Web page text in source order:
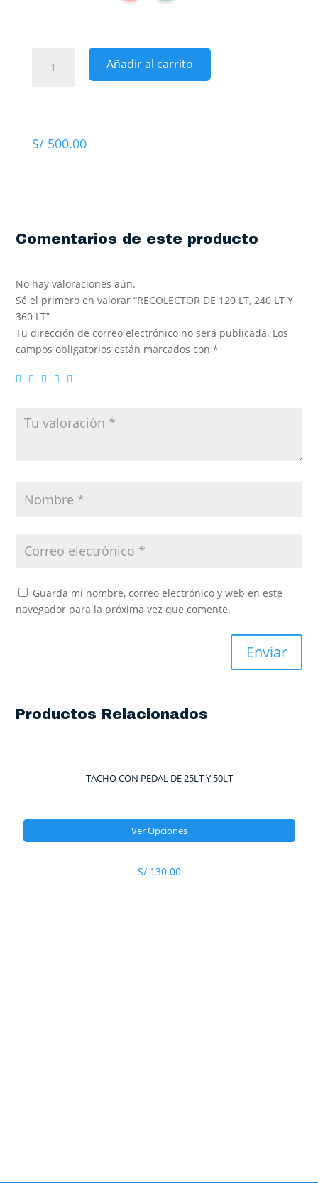
RECOLECTOR
LT
Y
Añadir al carrito
S/500.00
Comentarios de este producto
No hay valoraciones aún.
Sé el primero en valorar “RECOLECTOR DE 120 LT, 240 LT Y
360 LT”
Tu dirección de correo electrónico no será publicada. Los
campos obligatorios están marcados con*
Guarda mi nombre, correo electrónico y web en este
navegador para la próxima vez que comente.
Productos Relacionados
TACHO CON PEDAL DE 25LT Y 50LT
Ver Opciones
S/130.00